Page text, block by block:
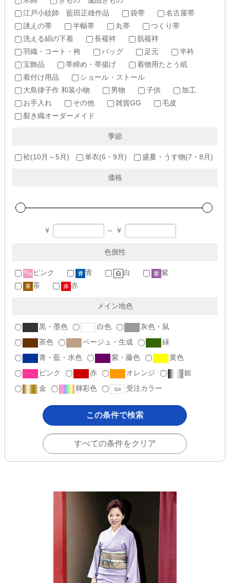
江戸小紋師 藍田正雄作品
袋帯
名古屋帯
誂えの帯
半幅帯 丸帯
つくり帯
洗える絹の下着
長襦袢
肌襦袢
羽織・コート・袴
バッグ 足元
半衿
宝飾品
帯締め・帯揚げ
着物用たとう紙
着付け用品
ショール・ストール
大島律子作 和装小物
男物 子供
加工
お手入れ
その他 雑貨GG
毛皮
裂き織オーダーメイド
季節
袷(10月～5月) 単衣(6・9月) 盛夏・うす物(7・8月)
価格
￥ ～ ￥
色個性
ピンク 青 白
紫
茶
赤
メイン地色
黒・墨色 白色
灰色・鼠
茶色
ベージュ・生成
緑
青・藍・水色
紫・藤色
黄色
ピンク
赤 オレンジ
銀
金
輝彩色 受注カラー